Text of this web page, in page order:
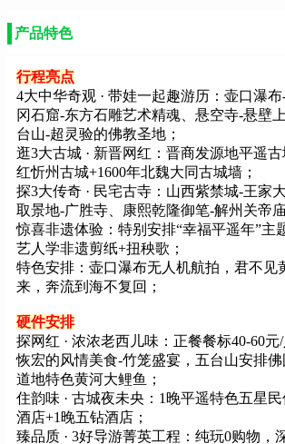
【满愿九华山】<大美黄山、国画宏村、莲花佛
高铁团>4人起订
【祈福九华山】<莲花佛国九华山大愿文化园双
【两山联游】<莲花佛国-九华山、大愿文化园 大
山） 太平湖、杏花村五天双飞团>
产品特色
行程亮点
4大中华奇观 · 带娃一起趣游历：壶口瀑
冈石窟-东方石雕艺术精魂、悬空寺-悬壁
台山-超灵验的佛教圣地；
逛3大古城 · 新晋网红：晋商发源地平遥
红忻州古城+1600年北魏大同古城墙；
探3大传奇 · 民宅古寺：山西紫禁城-王家
取景地-广胜寺、康熙乾隆御笔-解州关帝庙
惊喜非遗体验：特别安排“幸福平遥年”主
艺人学非遗剪纸+扭秧歌；
特色安排：壶口瀑布无人机航拍，君不见
来，奔流到海不复回；
硬件安排
探网红 · 浓浓老西儿味：正餐餐标40-60
恢宏的风情美食-竹笼盛宴，五台山安排
道地特色黄河大鲤鱼；
住韵味 · 古城夜未央：1晚平遥特色五星
酒店+1晚五钻酒店；
臻品质 · 3好导游菁英工程：纯玩0购物，